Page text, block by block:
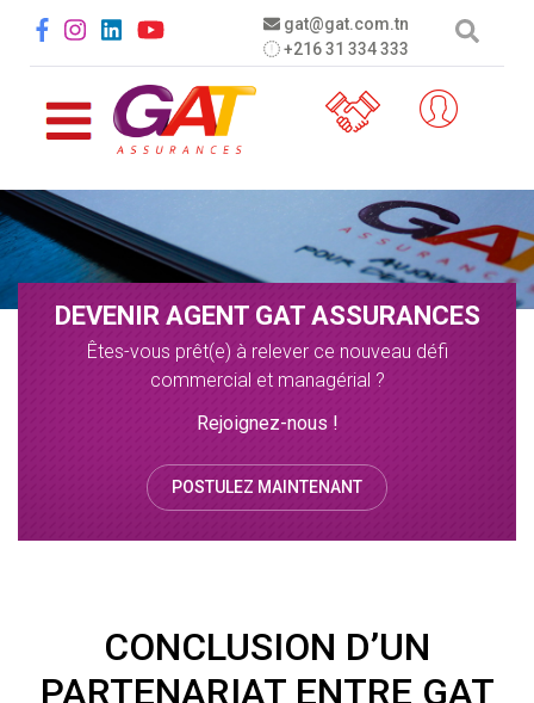
gat@gat.com.tn
+216 31 334 333
Social menu
DEVENIR AGENT GAT ASSURANCES
Êtes-vous prêt(e) à relever ce nouveau défi
commercial et managérial ?
Rejoignez-nous !
POSTULEZ MAINTENANT
CONCLUSION D’UN
PARTENARIAT ENTRE GAT